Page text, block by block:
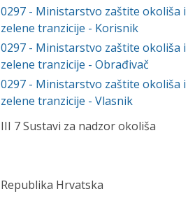
0297 - Ministarstvo zaštite okoliša i
zelene tranzicije - Korisnik
0297 - Ministarstvo zaštite okoliša i
zelene tranzicije - Obrađivač
0297 - Ministarstvo zaštite okoliša i
zelene tranzicije - Vlasnik
III 7 Sustavi za nadzor okoliša
Republika Hrvatska